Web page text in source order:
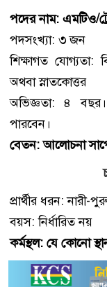
পদের নাম: এমটিও/
পদসংখ্যা: ৩ জন
শিক্ষাগত যোগ্যতা:
অথবা স্নাতকোত্তর
অভিজ্ঞতা: ৪ বছর।
পারবেন।
বেতন: আলোচনা
প্রার্থীর ধরন: নারী-
বয়স: নির্ধারিত নয়
কর্মস্থল: যে কোনো